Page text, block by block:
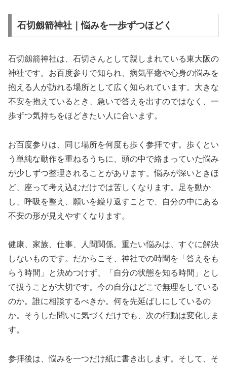
石切劔箭神社｜悩みを一歩ずつほどく
石切劔箭神社は、石切さんとして親しまれている東大阪の
神社です。お百度参りで知られ、病気平癒や心身の悩みを
抱える人が訪れる場所として広く知られています。大きな
不安を抱えているとき、急いで答えを出すのではなく、一
歩ずつ気持ちをほどきたい人に合います。
お百度参りは、同じ場所を何度も歩く参拝です。歩くとい
う単純な動作を重ねるうちに、頭の中で絡まっていた悩み
が少しずつ整理されることがあります。悩みが深いときほ
ど、座って考え込むだけでは苦しくなります。足を動か
し、呼吸を整え、願いを繰り返すことで、自分の中にある
不安の形が見えやすくなります。
健康、家族、仕事、人間関係。重たい悩みは、すぐに解決
しないものです。だからこそ、神社での時間を「答えをも
らう時間」と決めつけず、「自分の状態を知る時間」とし
て扱うことが大切です。今の自分はどこで無理をしている
のか。誰に相談するべきか。何を先延ばしにしているの
か。そうした問いに気づくだけでも、次の行動は変化しま
す。
参拝後は、悩みを一つだけ紙に書き出します。そして、そ